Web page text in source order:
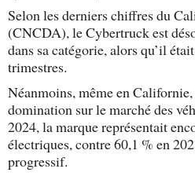
Selon les derniers chiffres du
(CNCDA), le Cybertruck est
dans sa catégorie, alors qu’il
trimestres.
Néanmoins, même en
domination sur le marché des
2024, la marque représentait
électriques, contre 60,1 % en
progressif.